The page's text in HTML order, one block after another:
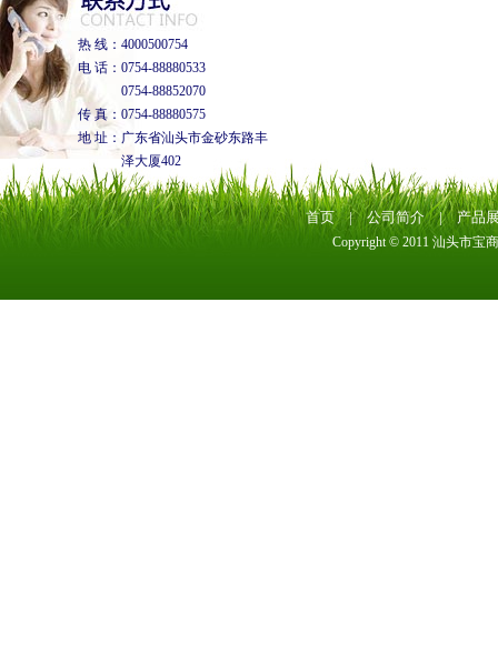
热 线：4000500754
电 话：0754-88880533
0754-88852070
传 真：0754-88880575
地 址：广东省汕头市金砂东路丰
泽大厦402
首页|公司简介| 产品
Copyright © 2011 汕头市宝